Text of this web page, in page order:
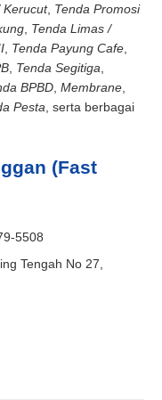
Kerucut, Tenda Promosi
Tenda Limas /
Tenda Payung Cafe
Tenda Segitiga
BPBD Membrane
Pesta , serta berbagai
(Fast
5508
Tengah No 27,